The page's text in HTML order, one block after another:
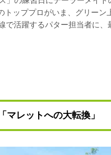
ッププロがいま、グリーン
で活躍するパター担当者に、
レットへの大転換」